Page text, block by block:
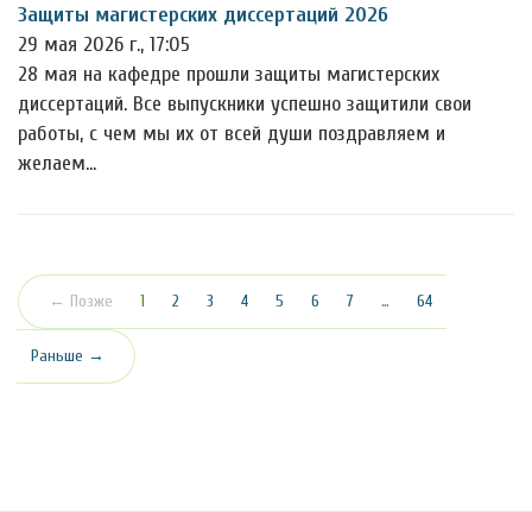
Защиты магистерских диссертаций 2026
29 мая 2026 г., 17:05
28 мая на кафедре прошли защиты магистерских
диссертаций. Все выпускники успешно защитили свои
работы, с чем мы их от всей души поздравляем и
желаем…
← Позже 1 (текущая)
2 3 4 5 6 7 … 64
Раньше →